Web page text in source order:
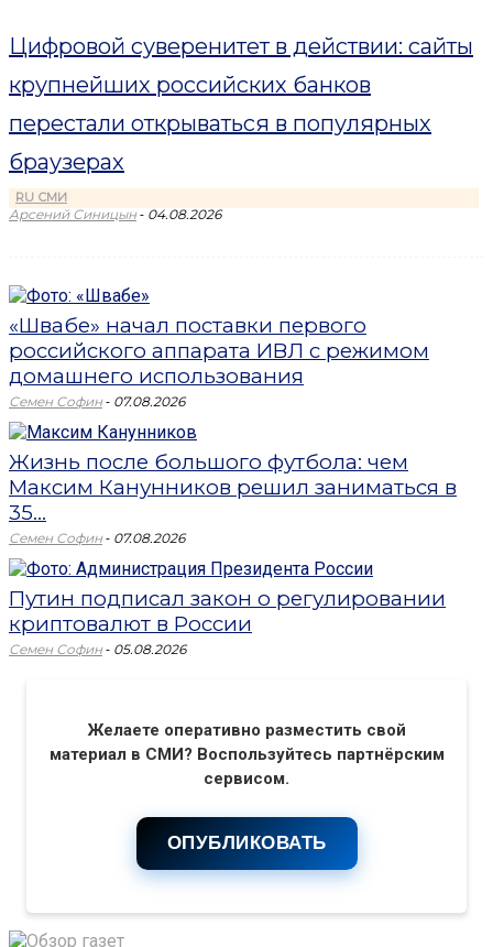
Цифровой суверенитет в действии: сайты
крупнейших российских банков
перестали открываться в популярных
браузерах
RU СМИ
Арсений Синицын - 04.08.2026
«Швабе» начал поставки первого
российского аппарата ИВЛ с режимом
домашнего использования
Семен Софин - 07.08.2026
Жизнь после большого футбола: чем
Максим Канунников решил заниматься в
35...
Семен Софин - 07.08.2026
Путин подписал закон о регулировании
криптовалют в России
Семен Софин - 05.08.2026
Желаете оперативно разместить свой
материал в СМИ? Воспользуйтесь партнёрским
сервисом.
ОПУБЛИКОВАТЬ